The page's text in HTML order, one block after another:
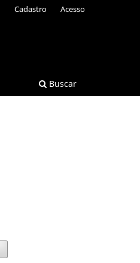
Buscar
Cadastro Acesso